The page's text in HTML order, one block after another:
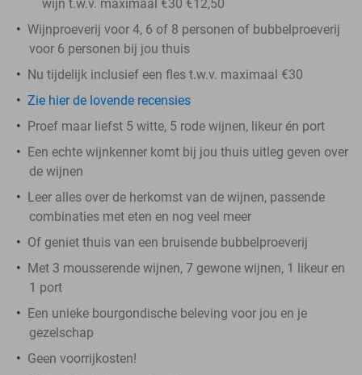
wijn t.w.v. maximaal €30 €12,50
Wijnproeverij voor 4, 6 of 8 personen of bubbelproeverij
voor 6 personen bij jou thuis
Nu tijdelijk inclusief een fles t.w.v. maximaal €30
Zie hier de lovende recensies
Proef maar liefst 5 witte, 5 rode wijnen, likeur én port
Een echte wijnkenner komt bij jou thuis uitleg geven over
de wijnen
Leer alles over de herkomst van de wijnen, passende
combinaties met eten en nog veel meer
Of geniet thuis van een bruisende bubbelproeverij
Met 3 mousserende wijnen, 7 gewone wijnen, 1 likeur en
1 port
Een unieke bourgondische beleving voor jou en je
gezelschap
Geen voorrijkosten!